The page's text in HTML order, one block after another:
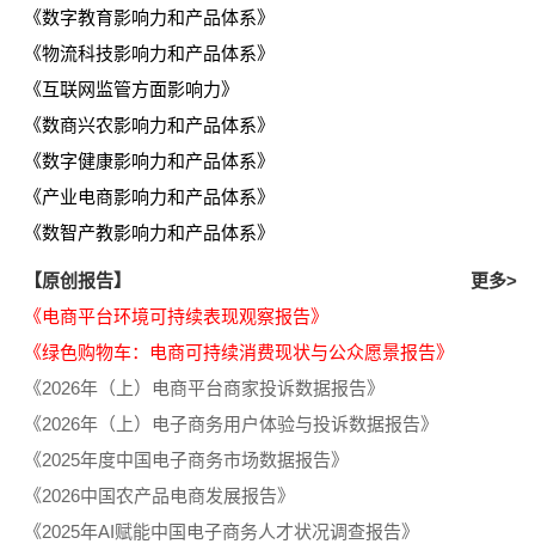
《数字教育影响力和产品体系》
《物流科技影响力和产品体系》
《互联网监管方面影响力》
《数商兴农影响力和产品体系》
《数字健康影响力和产品体系》
《产业电商影响力和产品体系》
《数智产教影响力和产品体系》
【原创报告】
更多>
《电商平台环境可持续表现观察报告》
《绿色购物车：电商可持续消费现状与公众愿景报告》
《2026年（上）电商平台商家投诉数据报告》
《2026年（上）电子商务用户体验与投诉数据报告》
《2025年度中国电子商务市场数据报告》
《2026中国农产品电商发展报告》
《2025年AI赋能中国电子商务人才状况调查报告》